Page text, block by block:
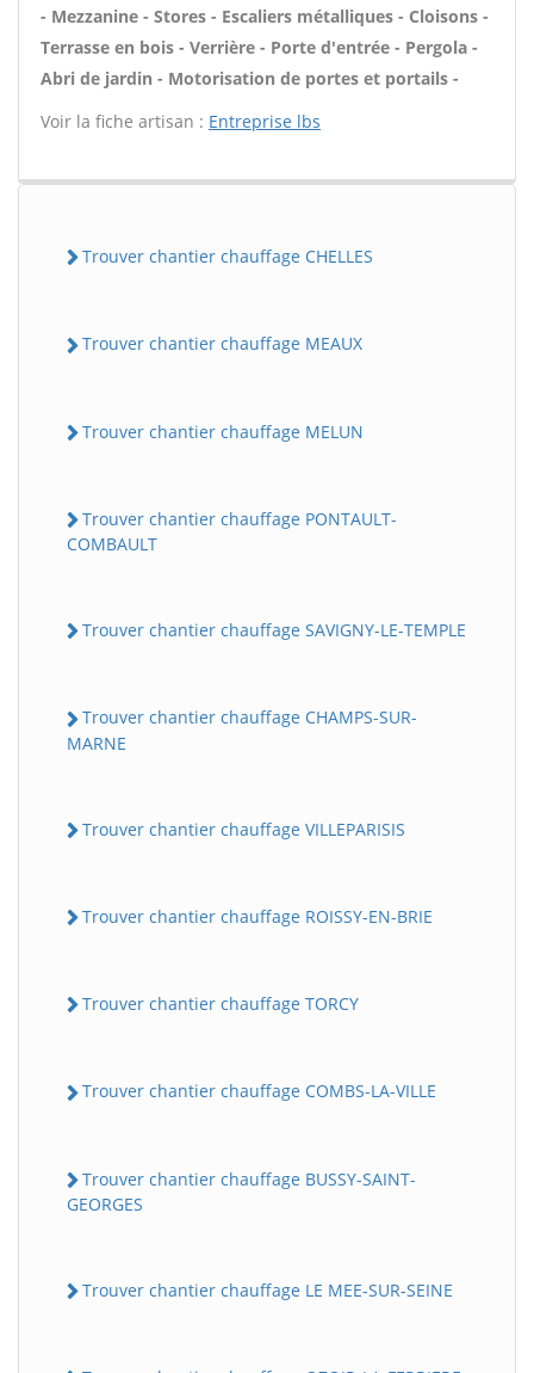
- Mezzanine - Stores - Escaliers métalliques - Cloisons -
Terrasse en bois - Verrière - Porte d'entrée - Pergola -
Abri de jardin - Motorisation de portes et portails -
Voir la fiche artisan : Entreprise lbs
Trouver chantier chauffage CHELLES
Trouver chantier chauffage MEAUX
Trouver chantier chauffage MELUN
Trouver chantier chauffage PONTAULT-
COMBAULT
Trouver chantier chauffage SAVIGNY-LE-TEMPLE
Trouver chantier chauffage CHAMPS-SUR-
MARNE
Trouver chantier chauffage VILLEPARISIS
Trouver chantier chauffage ROISSY-EN-BRIE
Trouver chantier chauffage TORCY
Trouver chantier chauffage COMBS-LA-VILLE
Trouver chantier chauffage BUSSY-SAINT-
GEORGES
Trouver chantier chauffage LE MEE-SUR-SEINE